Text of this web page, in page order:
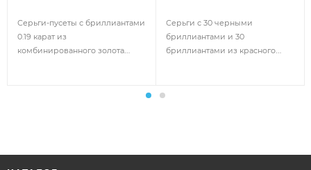
Серьги-пусеты с бриллиантами
0.19 карат из
комбинированного золота
Серьги с 30 черными
бриллиантами и 30
бриллиантами из красного